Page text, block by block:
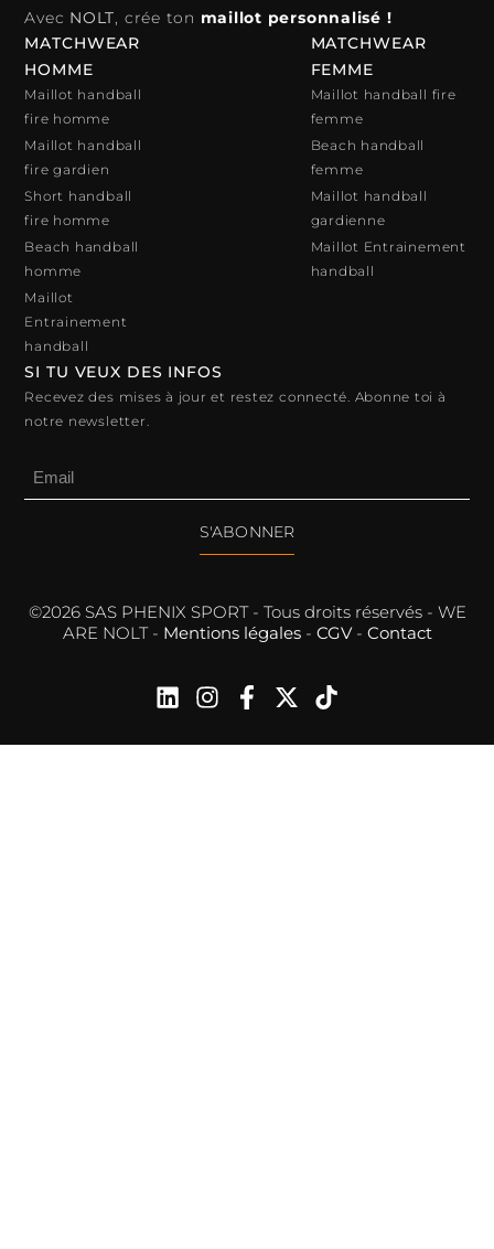
Avec NOLT, crée ton maillot personnalisé !
MATCHWEAR
HOMME
Maillot handball
fire homme
Maillot handball
fire gardien
Short handball
fire homme
Beach handball
homme
Maillot
Entrainement
handball
MATCHWEAR
FEMME
Maillot handball fire
femme
Beach handball
femme
Maillot handball
gardienne
Maillot Entrainement
handball
SI TU VEUX DES INFOS
Recevez des mises à jour et restez connecté. Abonne toi à
notre newsletter.
S'ABONNER
©2026 SAS PHENIX SPORT - Tous droits réservés - WE
ARE NOLT - Mentions légales- CGV- Contact